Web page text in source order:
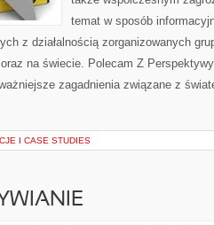
temat w sposób
z działalnością zorganizowanych
na świecie. Polecam Z
zagadnienia związane z
I CASE STUDIES